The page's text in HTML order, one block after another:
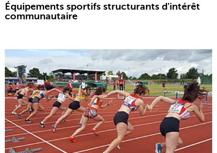
Équipements sportifs structurants d'intérêt
communautaire